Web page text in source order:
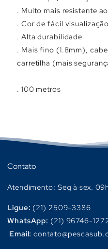
. Muito mais resistente
. Cor de fácil
. Alta durabilidade
. Mais fino (1.8mm),
carretilha (mais
. 100 metros
Contato
Atendimento: Seg à sex.
Ligue: (21) 2509-3386
WhatsApp: (21) 96746-
Email: